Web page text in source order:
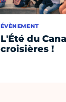
ÉVÈNEMENT
L'Été du
croisières !